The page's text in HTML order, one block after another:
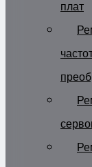
плат